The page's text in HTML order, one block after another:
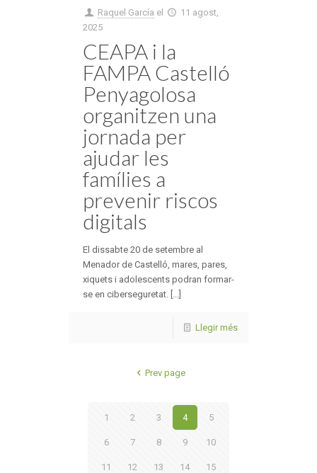
Raquel García el
11 agost,
2025
CEAPA i la
FAMPA Castelló
Penyagolosa
organitzen una
jornada per
ajudar les
famílies a
prevenir riscos
digitals
El dissabte 20 de setembre al
Menador de Castelló, mares, pares,
xiquets i adolescents podran formar-
se en ciberseguretat. [...]
Llegir més
Prev page
1 2 3 4 5
6 7 8 9 10
11 12 13 14 15